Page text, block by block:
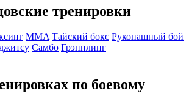
тренировки
MMA Тайский бокс Рукопашный бой
Самбо Грэпплинг
по боевому